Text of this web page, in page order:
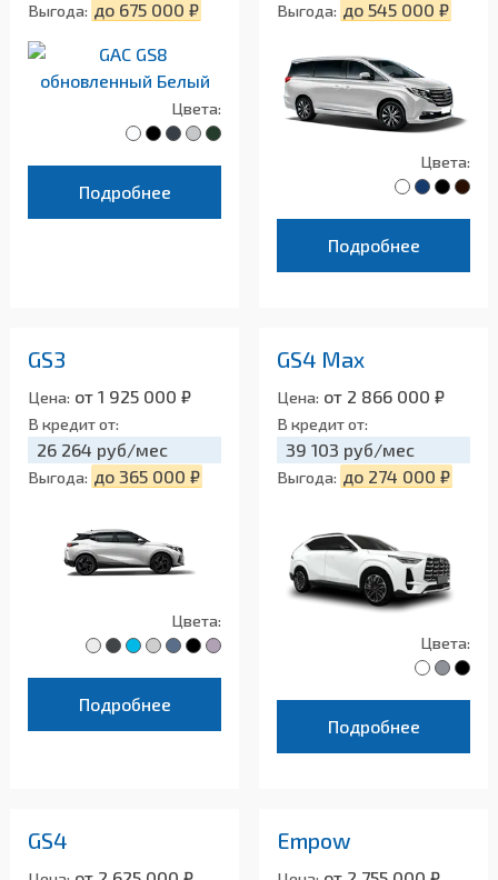
Выгода: до 675 000 ₽
Цвета:
Подробнее
Выгода: до 545 000 ₽
Цвета:
Подробнее
GS3
Цена: от 1 925 000 ₽
В кредит от:
26 264 руб/мес
Выгода: до 365 000 ₽
Цвета:
Подробнее
GS4 Max
Цена: от 2 866 000 ₽
В кредит от:
39 103 руб/мес
Выгода: до 274 000 ₽
Цвета:
Подробнее
GS4 Empow